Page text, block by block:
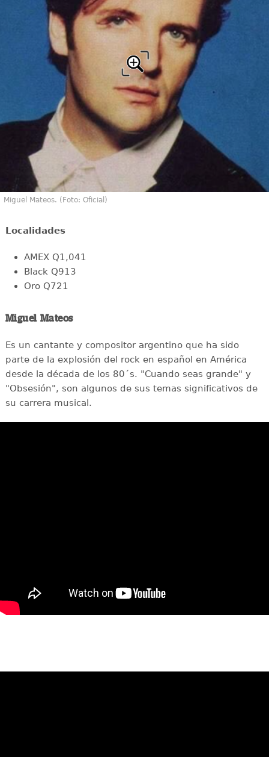
Miguel Mateos. (Foto: Oficial)
Localidades
AMEX Q1,041
Black Q913
Oro Q721
Miguel Mateos
Es un cantante y compositor argentino que ha sido
parte de la explosión del rock en español en América
desde la década de los 80´s. "Cuando seas grande" y
"Obsesión", son algunos de sus temas significativos de
su carrera musical.